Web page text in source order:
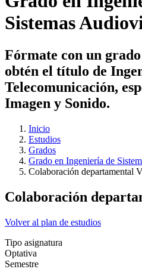
Sistemas
Fórmate con un
obtén el título de
Telecomunicación,
Imagen y Sonido.
Inicio
Estudios
Grados
Grado en Ingeniería de
Colaboración departamental
Colaboración
Volver al plan de estudios
Tipo asignatura
Optativa
Semestre